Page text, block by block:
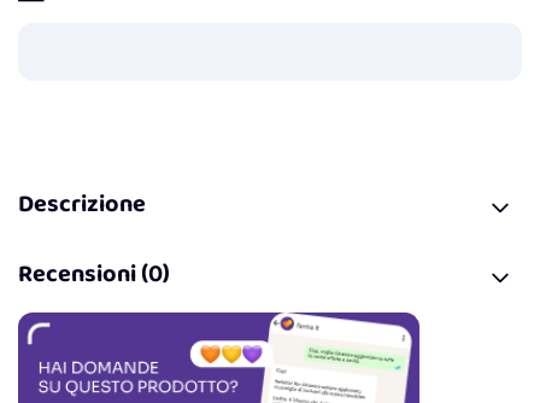
Descrizione
Recensioni (0)